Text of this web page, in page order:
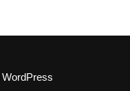
WordPress